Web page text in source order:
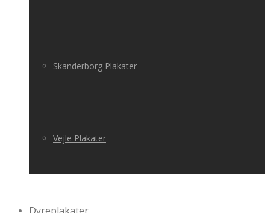
Skanderborg Plakater
Vejle Plakater